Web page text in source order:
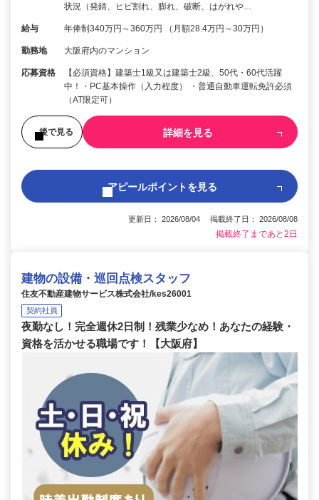
状況（発錆、ヒビ割れ、膨れ、破断、はがれや…
給与 年俸制340万円～360万円 （月額28.4万円～30万円）
勤務地 大阪府内のマンション
応募資格
【必須資格】建築士1級又は建築士2級、50代・60代活躍
中！・PC基本操作（入力程度） ・普通自動車運転免許必須
（AT限定可）
後で見る 詳細を見る
アピールポイントを見る
更新日： 2026/08/04 掲載終了日： 2026/08/08
掲載終了まであと2日
建物の設備・巡回点検スタッフ
住友不動産建物サービス株式会社/kes26001
契約社員
夜勤なし！完全週休2日制！残業少なめ！あなたの経験・
資格を活かせる職場です！【大阪府】